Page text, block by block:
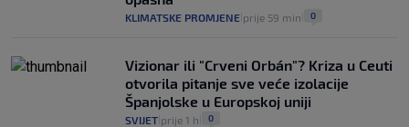
KLIMATSKE PROMJENE prije 59 min 0
Vizionar ili "Crveni Orbán"? Kriza u Ceuti
otvorila pitanje sve veće izolacije
Španjolske u Europskoj uniji
SVIJET prije 1 h 0